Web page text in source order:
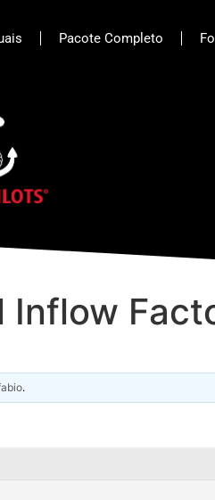
Pacote Completo
Inflow
.